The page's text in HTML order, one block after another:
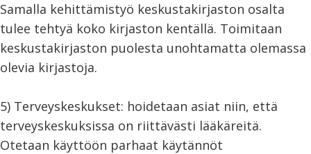
Samalla kehittämistyö keskustakirjaston osalta
tulee tehtyä koko kirjaston kentällä. Toimitaan
keskustakirjaston puolesta unohtamatta olemassa
olevia kirjastoja.
5) Terveyskeskukset: hoidetaan asiat niin, että
terveyskeskuksissa on riittävästi lääkäreitä.
Otetaan käyttöön parhaat käytännöt